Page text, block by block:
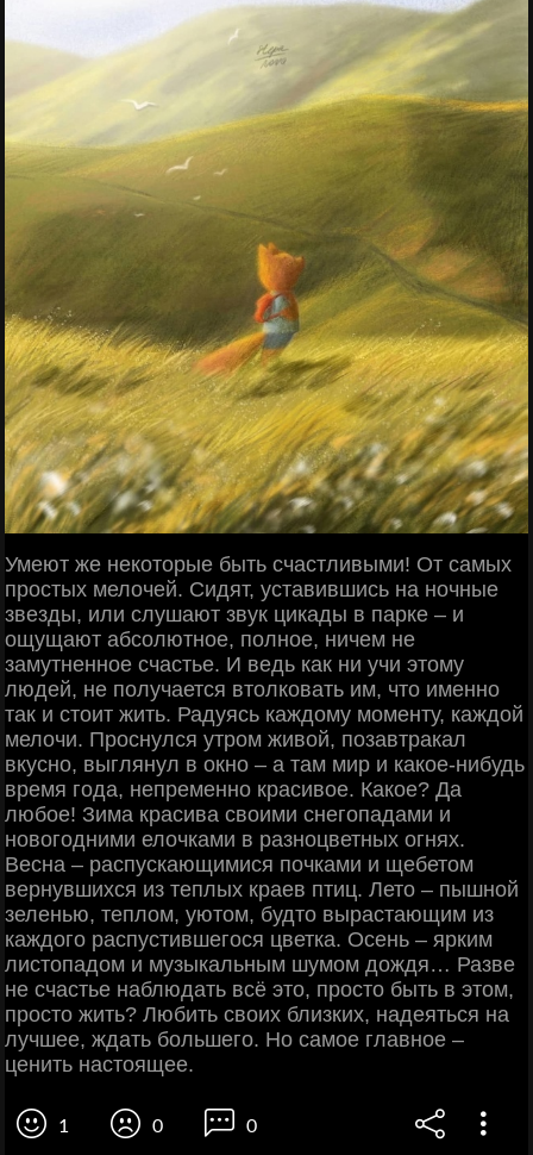
Умеют же некоторые быть счастливыми! От самых
простых мелочей. Сидят, уставившись на ночные
звезды, или слушают звук цикады в парке – и
ощущают абсолютное, полное, ничем не
замутненное счастье. И ведь как ни учи этому
людей, не получается втолковать им, что именно
так и стоит жить. Радуясь каждому моменту, каждой
мелочи. Проснулся утром живой, позавтракал
вкусно, выглянул в окно – а там мир и какое-нибудь
время года, непременно красивое. Какое? Да
любое! Зима красива своими снегопадами и
новогодними елочками в разноцветных огнях.
Весна – распускающимися почками и щебетом
вернувшихся из теплых краев птиц. Лето – пышной
зеленью, теплом, уютом, будто вырастающим из
каждого распустившегося цветка. Осень – ярким
листопадом и музыкальным шумом дождя… Разве
не счастье наблюдать всё это, просто быть в этом,
просто жить? Любить своих близких, надеяться на
лучшее, ждать большего. Но самое главное –
ценить настоящее.
1 0 0